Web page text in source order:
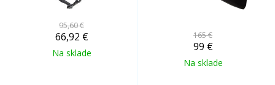
95,60 €
66,92 €
Na sklade
165 €
99 €
Na sklade